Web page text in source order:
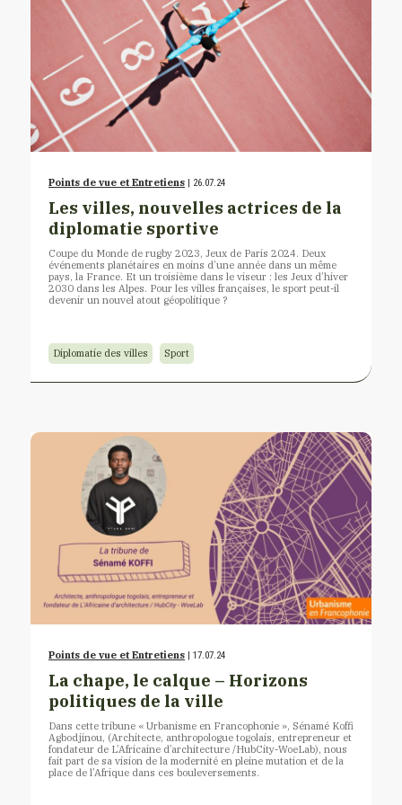
Points de vue et Entretiens | 26.07.24
Les villes, nouvelles actrices de la
diplomatie sportive
Coupe du Monde de rugby 2023, Jeux de Paris 2024. Deux
événements planétaires en moins d’une année dans un même
pays, la France. Et un troisième dans le viseur : les Jeux d’hiver
2030 dans les Alpes. Pour les villes françaises, le sport peut-il
devenir un nouvel atout géopolitique ?
Diplomatie des villes Sport
Points de vue et Entretiens | 17.07.24
La chape, le calque – Horizons
politiques de la ville
Dans cette tribune « Urbanisme en Francophonie », Sénamé Koffi
Agbodjinou, (Architecte, anthropologue togolais, entrepreneur et
fondateur de L’Africaine d’architecture /HubCity-WoeLab), nous
fait part de sa vision de la modernité en pleine mutation et de la
place de l’Afrique dans ces bouleversements.